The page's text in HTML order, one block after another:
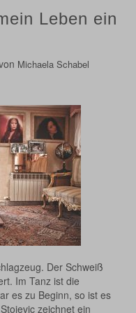
Leben ein
Michaela Schabel
Der Schweiß
Im Tanz ist die
es zu Beginn, so ist es
zeichnet ein